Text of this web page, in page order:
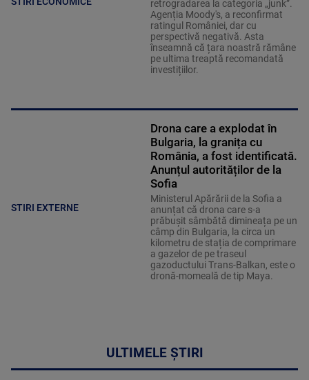
retrogradarea la categoria „junk”.
Agenția Moody's, a reconfirmat
ratingul României, dar cu
perspectivă negativă. Asta
înseamnă că țara noastră rămâne
pe ultima treaptă recomandată
investițiilor.
STIRI EXTERNE
Drona care a explodat în
Bulgaria, la granița cu
România, a fost identificată.
Anunțul autorităților de la
Sofia
Ministerul Apărării de la Sofia a
anunțat că drona care s-a
prăbușit sâmbătă dimineața pe un
câmp din Bulgaria, la circa un
kilometru de stația de comprimare
a gazelor de pe traseul
gazoductului Trans-Balkan, este o
dronă-momeală de tip Maya.
ULTIMELE ȘTIRI